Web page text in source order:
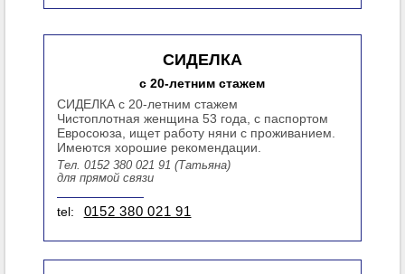
СИДЕЛКА
с 20-летним стажем
СИДЕЛКА с 20-летним стажем
Чистоплотная женщина 53 года, с паспортом
Евросоюза, ищет работу няни с проживанием.
Имеются хорошие рекомендации.
Тел. 0152 380 021 91 (Татьяна)
для прямой связи
tel: 0152 380 021 91